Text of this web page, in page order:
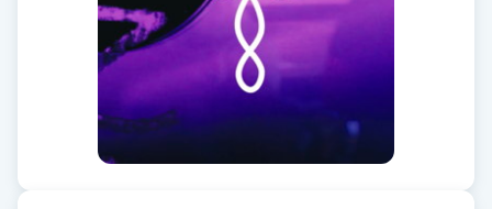
Fransborttagning
Fransfärgning
Fransförlängning